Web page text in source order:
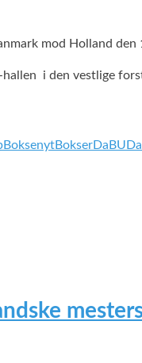
mod Holland
i den vestlige
BoksenytBokserDaBU